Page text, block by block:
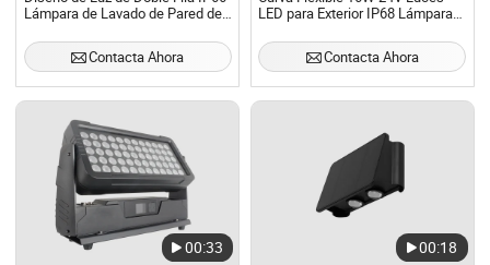
Lámpara de Lavado de Pared de
Contacta Ahora
LED para Exterior IP68 Lámpara
Contacta Ahora
00:33 00:18